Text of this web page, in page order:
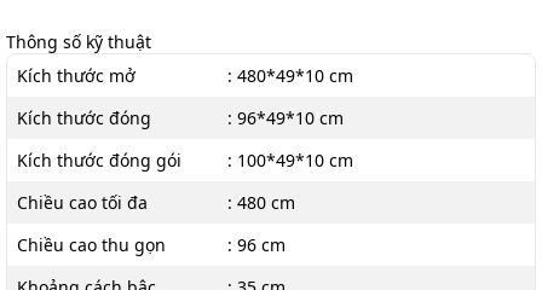
Thông số kỹ thuật
Kích thước mở
: 480*49*10 cm
Kích thước đóng
: 96*49*10 cm
Kích thước đóng gói
: 100*49*10 cm
Chiều cao tối đa
: 480 cm
Chiều cao thu gọn
: 96 cm